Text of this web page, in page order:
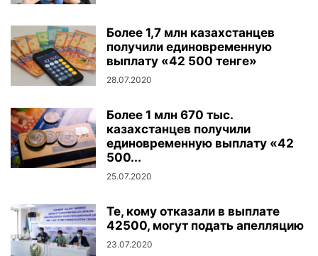
Более 1,7 млн казахстанцев
получили единовременную
выплату «42 500 тенге»
28.07.2020
Более 1 млн 670 тыс.
казахстанцев получили
единовременную выплату «42
500...
25.07.2020
Те, кому отказали в выплате
42500, могут подать апелляцию
23.07.2020